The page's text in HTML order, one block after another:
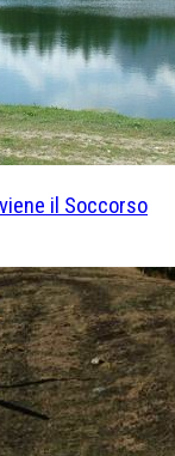
il Soccorso